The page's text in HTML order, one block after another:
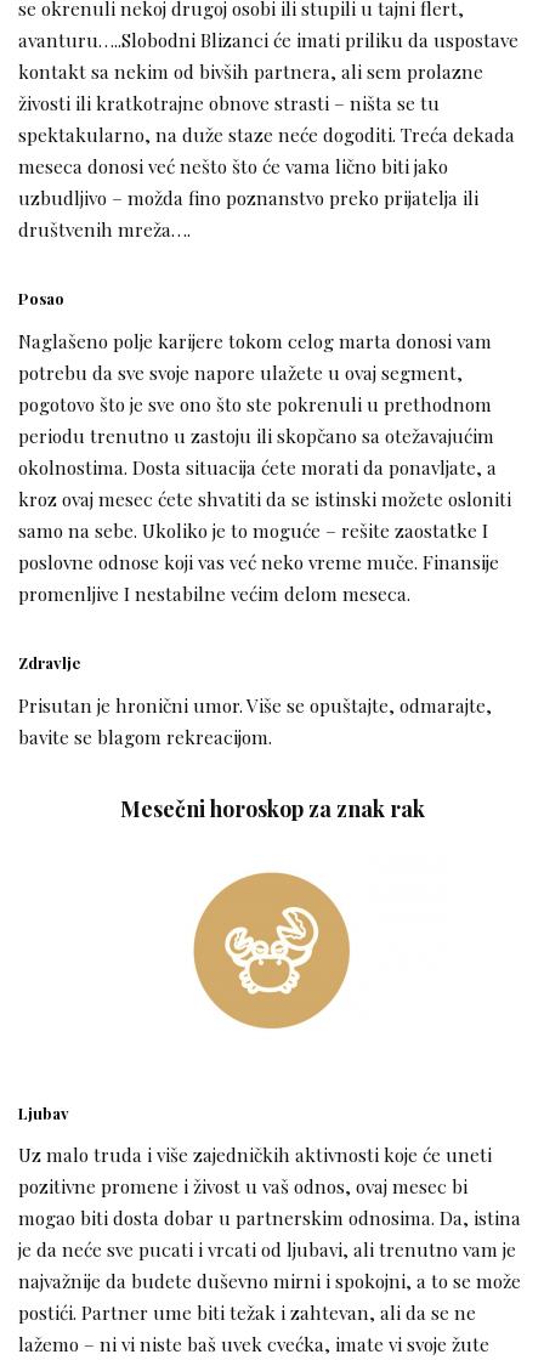
se okrenuli nekoj drugoj osobi ili stupili u tajni flert,
avanturu…..Slobodni Blizanci će imati priliku da uspostave
kontakt sa nekim od bivših partnera, ali sem prolazne
živosti ili kratkotrajne obnove strasti – ništa se tu
spektakularno, na duže staze neće dogoditi. Treća dekada
meseca donosi već nešto što će vama lično biti jako
uzbudljivo – možda fino poznanstvo preko prijatelja ili
društvenih mreža….
Posao
Naglašeno polje karijere tokom celog marta donosi vam
potrebu da sve svoje napore ulažete u ovaj segment,
pogotovo što je sve ono što ste pokrenuli u prethodnom
periodu trenutno u zastoju ili skopčano sa otežavajućim
okolnostima. Dosta situacija ćete morati da ponavljate, a
kroz ovaj mesec ćete shvatiti da se istinski možete osloniti
samo na sebe. Ukoliko je to moguće – rešite zaostatke I
poslovne odnose koji vas već neko vreme muče. Finansije
promenljive I nestabilne većim delom meseca.
Zdravlje
Prisutan je hronični umor. Više se opuštajte, odmarajte,
bavite se blagom rekreacijom.
Mesečni horoskop za znak rak
Ljubav
Uz malo truda i više zajedničkih aktivnosti koje će uneti
pozitivne promene i živost u vaš odnos, ovaj mesec bi
mogao biti dosta dobar u partnerskim odnosima. Da, istina
je da neće sve pucati i vrcati od ljubavi, ali trenutno vam je
najvažnije da budete duševno mirni i spokojni, a to se može
postići. Partner ume biti težak i zahtevan, ali da se ne
lažemo – ni vi niste baš uvek cvećka, imate vi svoje žute